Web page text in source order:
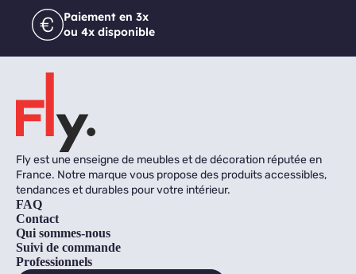
Paiement en 3x
ou 4x disponible
Fly est une enseigne de meubles et de décoration réputée en
France. Notre marque vous propose des produits accessibles,
tendances et durables pour votre intérieur.
FAQ
Contact
Qui sommes-nous
Suivi de commande
Professionnels